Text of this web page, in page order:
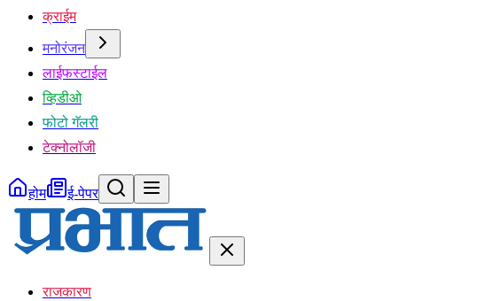
क्राईम
मनोरंजन
लाईफस्टाईल
व्हिडीओ
फोटो गॅलरी
टेक्नोलॉजी
होम ई-पेपर
राजकारण